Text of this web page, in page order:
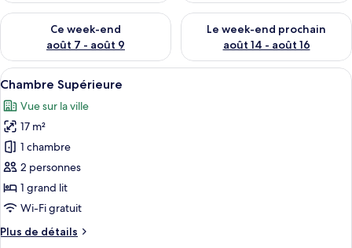
Ce week-end
août 7 - août 9
Vérifier la disponibilité pour ce week-end août 7 - août 9
Le week-end prochain
août 14 - août 16
Vérifier la disponibilité pour
Afficher
toutes
les
photos
pour
ce
type
de
chambre :
Chambre
8
Chambre Supérieure
Vue sur la ville
17 m²
1 chambre
2 personnes
1 grand lit
Wi-Fi gratuit
Plus de détails
Plus